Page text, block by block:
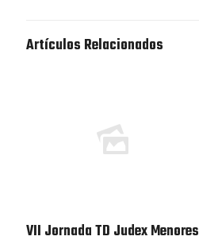
Artículos Relacionados
VII Jornada TD Judex Menores